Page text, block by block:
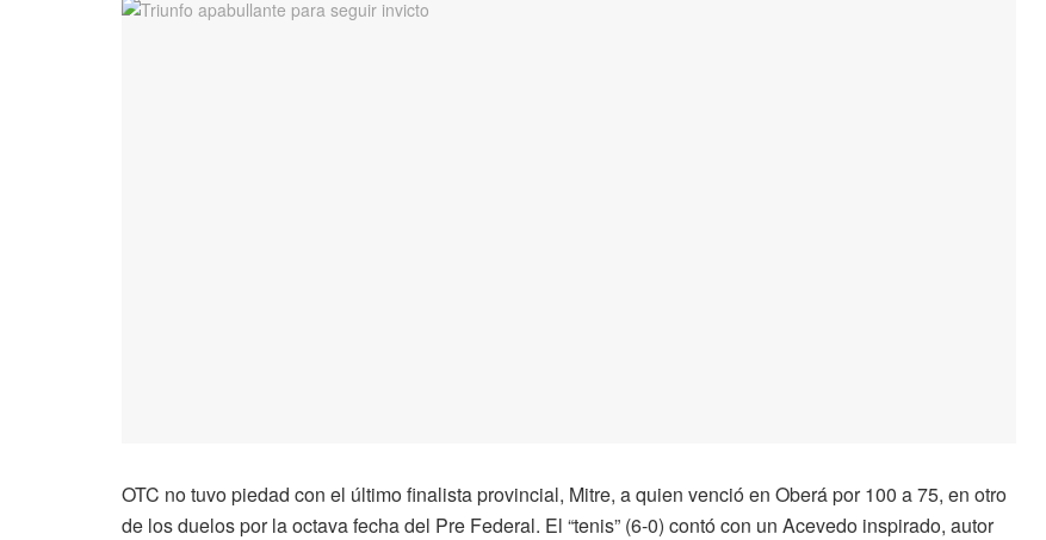
OTC no tuvo piedad con el último finalista provincial, Mitre, a quien venció en Oberá por 100 a 75, en otro
de los duelos por la octava fecha del Pre Federal. El “tenis” (6-0) contó con un Acevedo inspirado, autor